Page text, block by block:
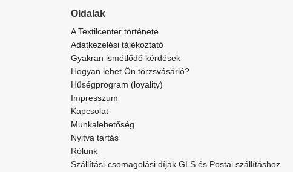
Oldalak
A Textilcenter története
Adatkezelési tájékoztató
Gyakran ismétlődő kérdések
Hogyan lehet Ön törzsvásárló?
Hűségprogram (loyality)
Impresszum
Kapcsolat
Munkalehetőség
Nyitva tartás
Rólunk
Szállítási-csomagolási díjak GLS és Postai szállításhoz